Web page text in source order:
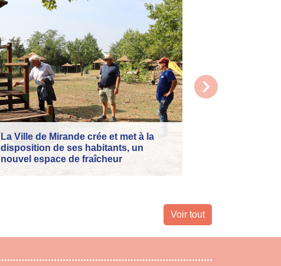
La Ville de Mirande crée et met à la
disposition de ses habitants, un
nouvel espace de fraîcheur
chevron_right
Voir tout